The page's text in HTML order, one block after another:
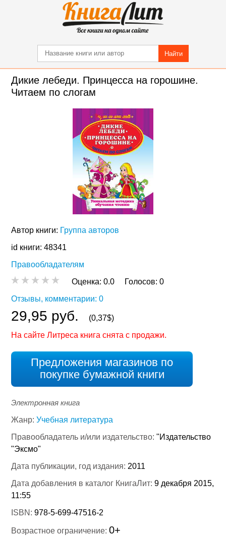
Найти
Дикие лебеди. Принцесса на горошине.
Читаем по слогам
Автор книги: Группа авторов
id книги: 48341
Правообладателям
Оценка:0.0 Голосов:0
Отзывы, комментарии: 0
29,95 руб.
(0,37$)
На сайте Литреса книга снята с продажи.
Предложения магазинов по
покупке бумажной книги
Электронная книга
Жанр:Учебная литература
Правообладатель и/или издательство:"Издательство
"Эксмо"
Дата публикации, год издания: 2011
Дата добавления в каталог КнигаЛит:9 декабря 2015,
11:55
ISBN:978-5-699-47516-2
Возрастное ограничение:0+